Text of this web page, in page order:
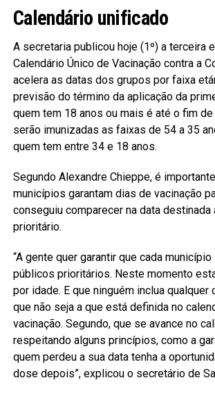
Calendário unificado
A secretaria publicou hoje (1º) a terceira
Calendário Único de Vacinação contra a
acelera as datas dos grupos por faixa
previsão do término da aplicação da
quem tem 18 anos ou mais é até o fim de
serão imunizadas as faixas de 54 a 35
quem tem entre 34 e 18 anos.
Segundo Alexandre Chieppe, é
municípios garantam dias de vacinação
conseguiu comparecer na data destinada
prioritário.
“A gente quer garantir que cada
públicos prioritários. Neste momento
por idade. E que ninguém inclua qualquer
que não seja a que está definida no
vacinação. Segundo, que se avance no
respeitando alguns princípios, como a
quem perdeu a sua data tenha a
dose depois”, explicou o secretário de